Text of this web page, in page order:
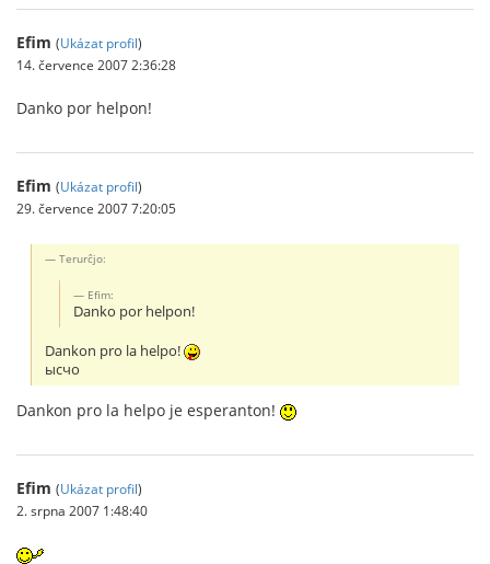
Efim (Ukázat profil)
14. července 2007 2:36:28
Danko por helpon!
Efim (Ukázat profil)
29. července 2007 7:20:05
Terurĉjo:
Efim:
Danko por helpon!
Dankon pro la helpo!
ысчо
Dankon pro la helpo je esperanton!
Efim (Ukázat profil)
2. srpna 2007 1:48:40